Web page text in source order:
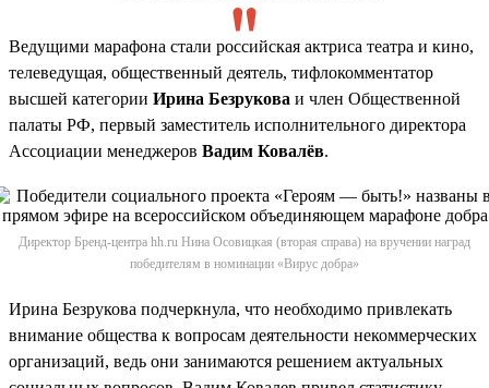
Ведущими марафона стали российская актриса театра и кино,
телеведущая, общественный деятель, тифлокомментатор
высшей категории Ирина Безрукова и член Общественной
палаты РФ, первый заместитель исполнительного директора
Ассоциации менеджеров Вадим Ковалёв.
Директор Бренд-центра hh.ru Нина Осовицкая (вторая справа) на вручении наград
победителям в номинации «Вирус добра»
Ирина Безрукова подчеркнула, что необходимо привлекать
внимание общества к вопросам деятельности некоммерческих
организаций, ведь они занимаются решением актуальных